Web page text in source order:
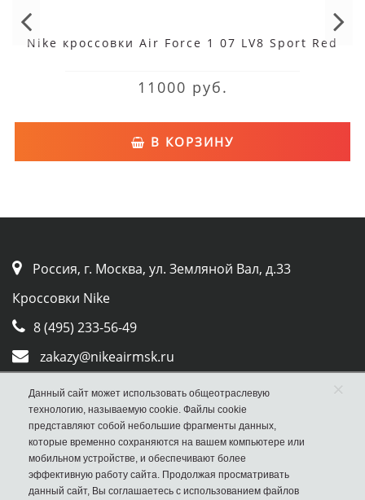
Nike кроссовки Air Force 1 07 LV8 Sport Red
11000 руб.
В КОРЗИНУ
Россия, г. Москва, ул. Земляной Вал, д.33
Кроссовки Nike
8 (495) 233-56-49
zakazy@nikeairmsk.ru
Whatsapp
Viber
Данный сайт может использовать общеотраслевую
технологию, называемую cookie. Файлы cookie
представляют собой небольшие фрагменты данных,
которые временно сохраняются на вашем компьютере или
мобильном устройстве, и обеспечивают более
эффективную работу сайта. Продолжая просматривать
данный сайт, Вы соглашаетесь с использованием файлов
×